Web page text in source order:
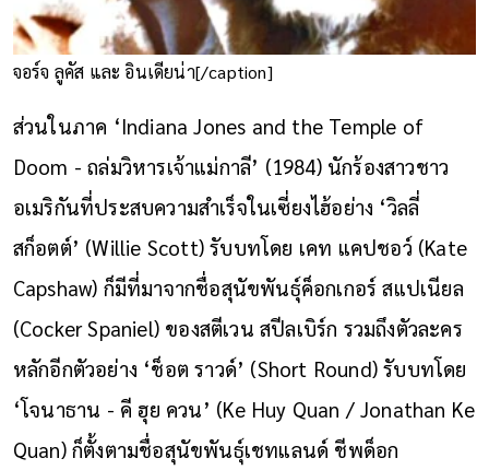
จอร์จ ลูคัส และ อินเดียน่า[/caption]
ส่วนในภาค ‘Indiana Jones and the Temple of
Doom - ถล่มวิหารเจ้าแม่กาลี’ (1984) นักร้องสาวชาว
อเมริกันที่ประสบความสำเร็จในเซี่ยงไฮ้อย่าง ‘วิลลี่
สก็อตต์’ (Willie Scott) รับบทโดย เคท แคปชอว์ (Kate
Capshaw) ก็มีที่มาจากชื่อสุนัขพันธุ์ค็อกเกอร์ สแปเนียล
(Cocker Spaniel) ของสตีเวน สปีลเบิร์ก รวมถึงตัวละคร
หลักอีกตัวอย่าง ‘ช็อต ราวด์’ (Short Round) รับบทโดย
‘โจนาธาน - คี ฮุย ควน’ (Ke Huy Quan / Jonathan Ke
Quan) ก็ตั้งตามชื่อสุนัขพันธุ์เชทแลนด์ ชีพด็อก